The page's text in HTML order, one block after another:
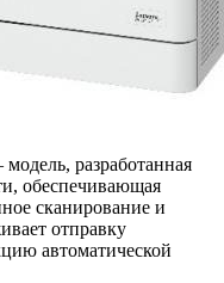
разработанная
обеспечивающая
сканирование и
отправку
автоматической